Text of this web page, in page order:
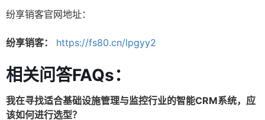
纷享销客官网地址：
纷享销客： https://fs80.cn/lpgyy2
相关问答FAQs：
我在寻找适合基础设施管理与监控行业的智能CRM系统，应
该如何进行选型？